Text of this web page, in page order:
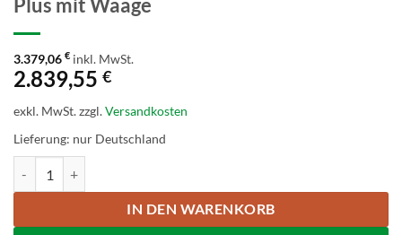
Plus mit Waage
3.379,06 € inkl. MwSt.
2.839,55 €
exkl. MwSt.zzgl.Versandkosten
Lieferung: nur Deutschland
IN DEN WARENKORB